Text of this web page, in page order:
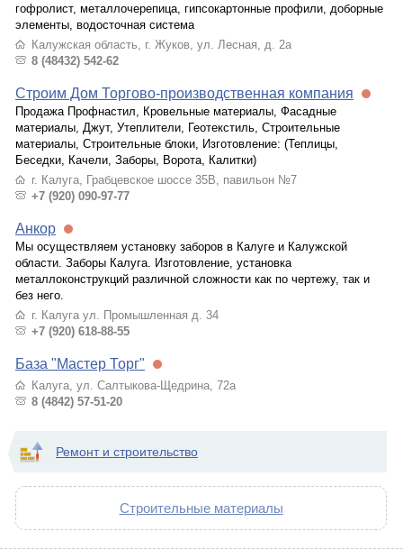
гофролист, металлочерепица, гипсокартонные профили, доборные
элементы, водосточная система
Калужская область, г. Жуков, ул. Лесная, д. 2а
8 (48432) 542-62
Строим Дом Торгово-производственная компания
Продажа Профнастил, Кровельные материалы, Фасадные
материалы, Джут, Утеплители, Геотекстиль, Строительные
материалы, Строительные блоки, Изготовление: (Теплицы,
Беседки, Качели, Заборы, Ворота, Калитки)
г. Калуга, Грабцевское шоссе 35В, павильон №7
+7 (920) 090-97-77
Анкор
Мы осуществляем установку заборов в Калуге и Калужской
области. Заборы Калуга. Изготовление, установка
металлоконструкций различной сложности как по чертежу, так и
без него.
г. Калуга ул. Промышленная д. 34
+7 (920) 618-88-55
База "Мастер Торг"
Калуга, ул. Салтыкова-Щедрина, 72а
8 (4842) 57-51-20
Ремонт и строительство
Строительные материалы